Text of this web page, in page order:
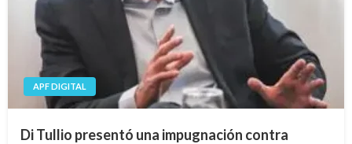
APF DIGITAL
Di Tullio presentó una impugnación contra